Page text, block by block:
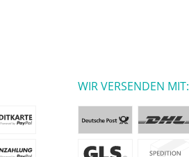
WIR VERSENDEN MIT: